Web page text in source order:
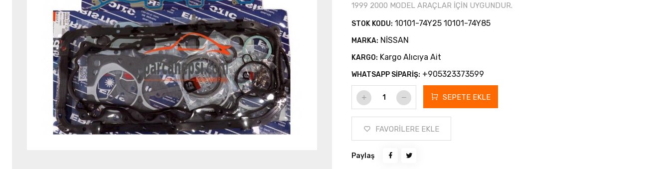
1999 2000 MODEL ARAÇLAR İÇİN UYGUNDUR.
STOK KODU: 10101-74Y25 10101-74Y85
MARKA: NİSSAN
KARGO: Kargo Alıcıya Ait
WHATSAPP SİPARİŞ: +905323373599
SEPETE EKLE
FAVORİLERE EKLE
Paylaş